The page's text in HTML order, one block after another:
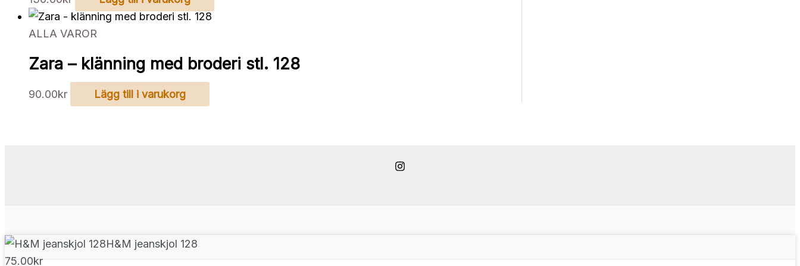
ALLA VAROR
Zara – klänning med broderi stl. 128
90.00kr Lägg till i varukorg
H&M jeanskjol 128
75.00kr